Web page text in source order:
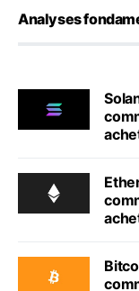
Analyses